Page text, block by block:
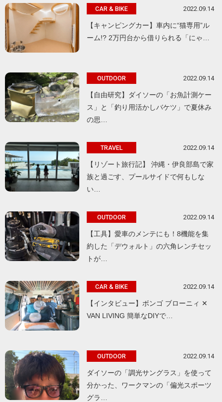
CAR & BIKE 2022.09.14
【キャンピングカー】車内に“猫専用”ル
ーム!? 2万円台から借りられる「にゃ…
OUTDOOR 2022.09.14
【自由研究】ダイソーの「お魚計測ケー
ス」と「釣り用活かしバケツ」で夏休み
の思…
TRAVEL 2022.09.14
【リゾート旅行記】 沖縄・伊良部島で家
族と過ごす、プールサイドで何もしな
い…
OUTDOOR 2022.09.14
【工具】愛車のメンテにも！8機能を集
約した「デウォルト」の六角レンチセッ
トが…
CAR & BIKE 2022.09.14
【インタビュー】ボンゴ ブローニィ ✕
VAN LIVING 簡単なDIYで…
OUTDOOR 2022.09.14
ダイソーの「調光サングラス」を使って
分かった、ワークマンの「偏光スポーツ
グラ…